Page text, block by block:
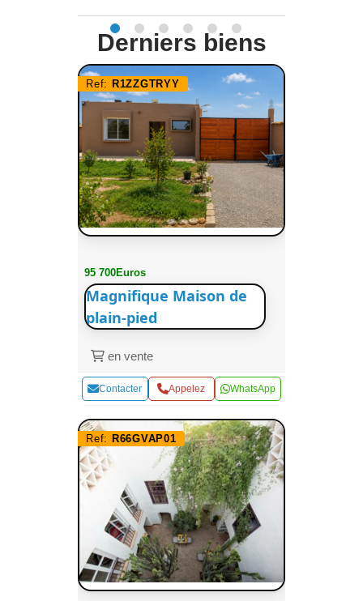
Derniers biens
Ref: R1ZZGTRYY
95 700Euros
Magnifique Maison de
plain-pied
en vente
Contacter Appelez WhatsApp
Ref: R66GVAP01